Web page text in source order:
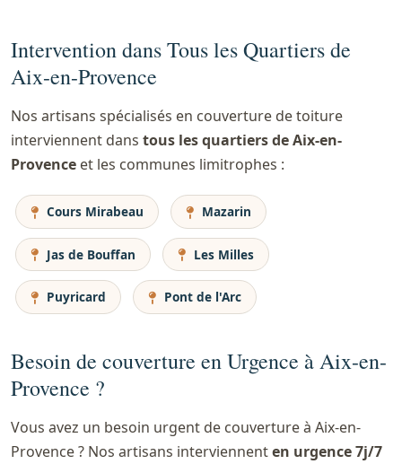
Intervention dans Tous les Quartiers de
Aix-en-Provence
Nos artisans spécialisés en couverture de toiture
interviennent dans tous les quartiers de Aix-en-
Provence et les communes limitrophes :
Cours Mirabeau Mazarin
Jas de Bouffan Les Milles
Puyricard Pont de l'Arc
Besoin de couverture en Urgence à Aix-en-
Provence ?
Vous avez un besoin urgent de couverture à Aix-en-
Provence ? Nos artisans interviennenten urgence 7j/7